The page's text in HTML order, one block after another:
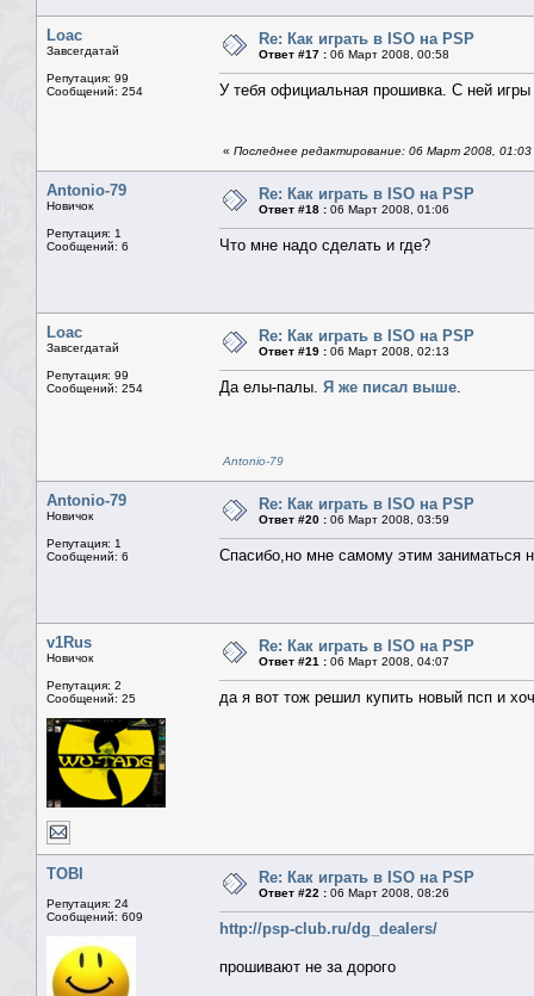
Loac
Завсегдатай
Репутация: 99
Сообщений: 254
Re: Как играть в ISO на PSP
Ответ #17 : 06 Март 2008, 00:58
У тебя официальная прошивка. С ней
« Последнее редактирование: 06 Март 2008,
Antonio-79
Новичок
Репутация: 1
Сообщений: 6
Re: Как играть в ISO на PSP
Ответ #18 : 06 Март 2008, 01:06
Что мне надо сделать и где?
Loac
Завсегдатай
Репутация: 99
Сообщений: 254
Re: Как играть в ISO на PSP
Ответ #19 : 06 Март 2008, 02:13
Да елы-палы. Я же писал выше.
Antonio-79
Antonio-79
Новичок
Репутация: 1
Сообщений: 6
Re: Как играть в ISO на PSP
Ответ #20 : 06 Март 2008, 03:59
Спасибо,но мне самому этим заниматься
v1Rus
Новичок
Репутация: 2
Сообщений: 25
Re: Как играть в ISO на PSP
Ответ #21 : 06 Март 2008, 04:07
да я вот тож решил купить новый псп и
TOBI
Репутация: 24
Сообщений: 609
Re: Как играть в ISO на PSP
Ответ #22 : 06 Март 2008, 08:26
http://psp-club.ru/dg_dealers/
прошивают не за дорого